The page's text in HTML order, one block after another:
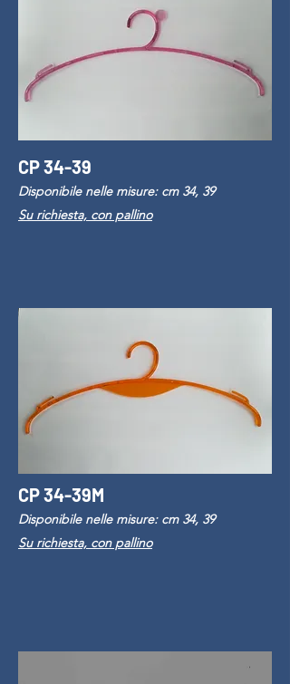
CP 34-39
Disponibile nelle misure: cm 34, 39
Su richiesta, con pallino
CP 34-39M
Disponibile nelle misure: cm 34, 39
Su richiesta, con pallino